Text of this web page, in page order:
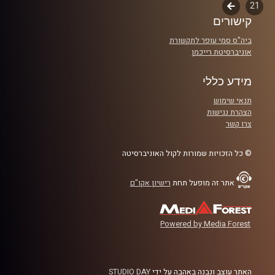
התגלגלות היחסים מאז קמפ דייוויד, ונצלול למה שקורה כיום
בסיני, בגבולות, ובשיתופי הפעולה הביטחוניים והכלכליים.
נדבר על אינטרסים, אנרגיה ותיווך אזורי, ונבחן מה הדרכים
המעשיות להפוך את השלום מקר לחם. פרק שמתחיל מהבסיס
למי שפחות מכיר, ומתפתח לתובנות עומק ולצעדים פרקטיים
לשנה הקרובה
קרדיט תמונות:
21
לשלב
הבא
קישורים
ביה"ס סמי עופר לתקשורת
אוניברסיטת רייכמן
מידע כללי
תנאי שימוש
הצהרת נגישות
צרו קשר
© כל הזכויות שמורות לקול האוניברסיטה
אתר זה מופעל תחת רישיון אקו"ם
Powered by Media Forest
האתר עוצב ונבנה באהבה על ידיSTUDIO DAY